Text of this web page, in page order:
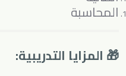
المحاسبة
🎁 المزايا التدريبية: